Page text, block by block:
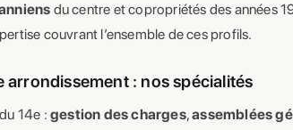
du centre et copropriétés des années
couvrant l’ensemble de ces profils.
: nos spécialités
14e : gestion des charges,assemblées